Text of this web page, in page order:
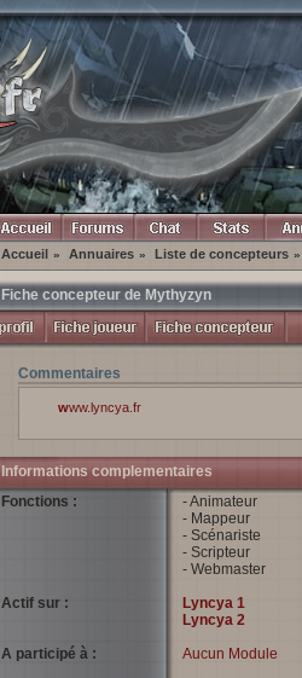
Accueil » Annuaires » Liste de concepteurs »
Fiche concepteur de Mythyzyn
Commentaires
www.lyncya.fr
Informations complementaires
Fonctions :
- Animateur
- Mappeur
- Scénariste
- Scripteur
- Webmaster
Actif sur :
Lyncya 1
Lyncya 2
A participé à :
Aucun Module